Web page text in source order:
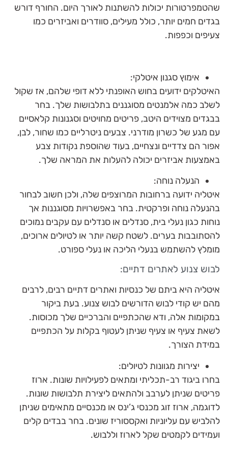
שהטמפרטורות יכולות להשתנות לאורך היום. החורף דורש
בגדים חמים יותר, כולל מעילים, סוודרים ואביזרים כמו
צעיפים וכפפות.
אימוץ סגנון איטלקי:
האיטלקים ידועים בחוש האופנתי ללא דופי שלהם, אז שקול
לשלב כמה אלמנטים מסוגננים בתלבושות שלך. בחר
בבגדים מצוידים היטב, פריטים מחויטים וסגנונות קלאסיים
עם מגע של כשרון מודרני. צבעים ניטרליים כמו שחור, לבן,
אפור הם צדדיים ונצחיים, בעוד שהוספת נקודות צבע
באמצעות אביזרים יכולה להעלות את המראה שלך.
הנעלה נוחה:
איטליה ידועה ברחובות המרוצפים שלה, ולכן חשוב לבחור
בהנעלה נוחה ופרקטית. בחר באפשרויות מסוגננות אך
נוחות כגון נעלי בית, סנדלים או סנדלים עם עקבים נמוכים
להסתובבות בערים. לשטח קשה יותר או לטיולים ארוכים,
מומלץ להשתמש בנעלי הליכה או נעלי ספורט.
לבוש צנוע לאתרים דתיים:
איטליה היא ביתם של כנסיות ואתרים דתיים רבים, לרבים
מהם יש קודי לבוש הדורשים לבוש צנוע. בעת ביקור
במקומות אלה, ודא שהכתפיים והברכיים שלך מכוסות.
לשאת צעיף או צעיף שניתן לעטוף בקלות על הכתפיים
במידת הצורך.
יצירות מגוונות לטיולים:
בחרו ביגוד רב-תכליתי ומתאים לפעילויות שונות. ארוז
פריטים שניתן לערבב ולהתאים ליצירת תלבושות שונות.
לדוגמה, ארוז זוג מכנסי ג’ינס או מכנסיים מתאימים שניתן
להלביש עם עליוניות ואקססוריז שונים. בחר בבדים קלים
ועמידים לקמטים שקל לארוז וללבוש.